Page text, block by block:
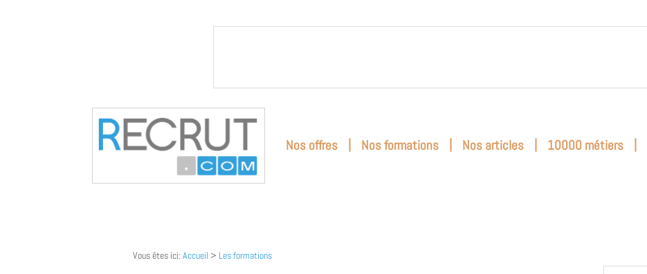
Nos offres | Nos formations | Nos articles | 10000 métiers |
Vous êtes ici: Accueil > Les formations